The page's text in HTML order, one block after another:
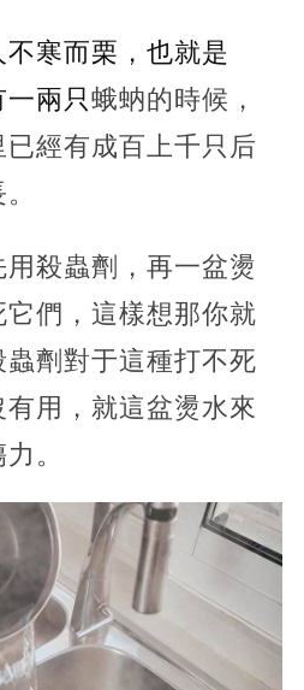
寒而栗，也就是
兩只蛾蚋的時候，
經有成百上千只后
殺蟲劑，再一盆燙
們，這樣想那你就
劑對于這種打不死
用，就這盆燙水來
。